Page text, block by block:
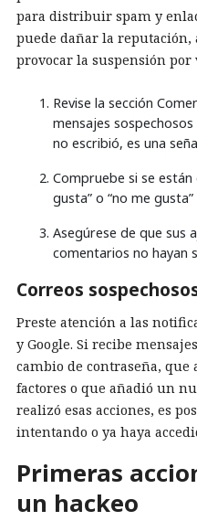
para distribuir spam y
puede dañar la
provocar la suspensión por
Revise la sección
mensajes
no escribió, es una
Compruebe si se están
gusta” o “no me
Asegúrese de que sus
comentarios no hayan
Correos
Preste atención a las
y Google. Si recibe
cambio de contraseña, que
factores o que añadió un
realizó esas acciones, es
intentando o ya haya
Primeras
un hackeo